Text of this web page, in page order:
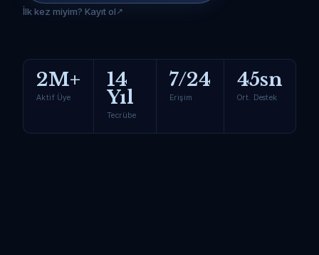
İlk kez miyim? Kayıt ol
2M+
Aktif Üye
14
Yıl
Tecrübe
7/24
Erişim
45sn
Ort. Destek